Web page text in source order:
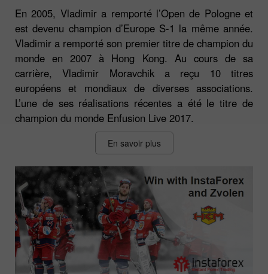
En 2005, Vladimir a remporté l’Open de Pologne et
est devenu champion d’Europe S-1 la même année.
Vladimir a remporté son premier titre de champion du
monde en 2007 à Hong Kong. Au cours de sa
carrière, Vladimir Moravchik a reçu 10 titres
européens et mondiaux de diverses associations.
L’une de ses réalisations récentes a été le titre de
champion du monde Enfusion Live 2017.
En savoir plus